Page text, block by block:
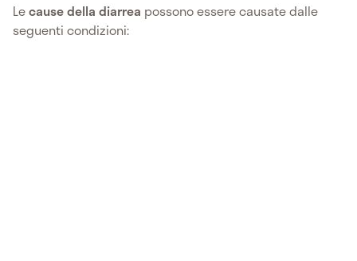
Lecause della diarrea possono essere causate dalle
seguenti condizioni: